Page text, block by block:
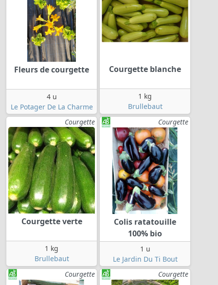
Fleurs de courgette
4 u
Le Potager De La Charme
Courgette blanche
1 kg
Brullebaut
Courgette
Courgette verte
1 kg
Brullebaut
Courgette
Colis ratatouille
100% bio
1 u
Le Jardin Du Ti Bout
Courgette
Courgette